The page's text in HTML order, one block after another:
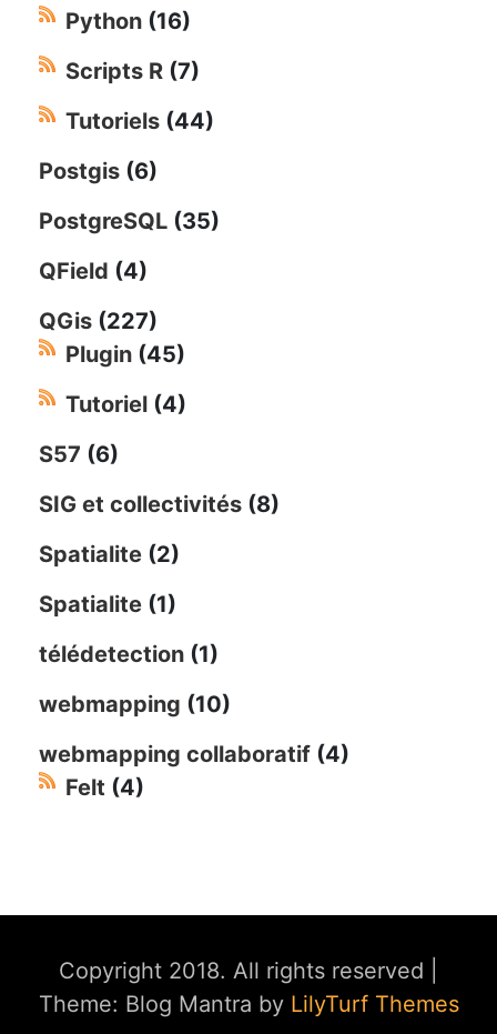
Python (16)
Scripts R (7)
Tutoriels (44)
Postgis (6)
PostgreSQL (35)
QField (4)
QGis (227)
Plugin (45)
Tutoriel (4)
S57 (6)
SIG et collectivités (8)
Spatialite (2)
Spatialite (1)
télédetection (1)
webmapping (10)
webmapping collaboratif (4)
Felt (4)
Copyright 2018. All rights reserved
Theme: Blog Mantra by LilyTurf Themes